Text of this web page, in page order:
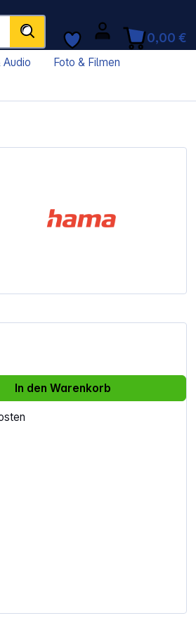
0,00 €
Audio
Foto & Filmen
Wert ein
In den Warenkorb